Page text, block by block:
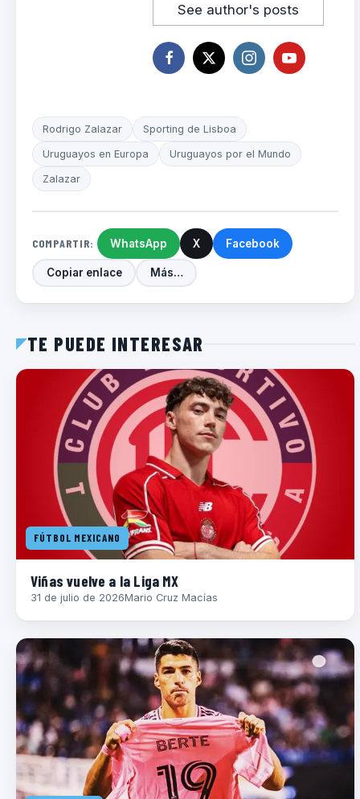
See author's posts
Rodrigo Zalazar Sporting de Lisboa
Uruguayos en Europa Uruguayos por el Mundo
Zalazar
COMPARTIR: WhatsApp X Facebook
Copiar enlace Más…
TE PUEDE INTERESAR
FÚTBOL MEXICANO
Viñas vuelve a la Liga MX
31 de julio de 2026Mario Cruz Macías